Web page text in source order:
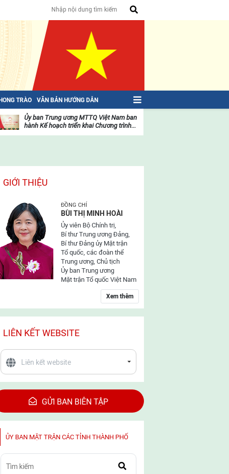
TRÀO VĂN BẢN HƯỚNG DẪN
trận
Ủy ban Trung ương MTTQ Việt Nam ban
hành Kế hoạch triển khai Chương trình...
GIỚI THIỆU
ĐỒNG CHÍ
BÙI THỊ MINH HOÀI
Ủy viên Bộ Chính trị,
Bí thư Trung ương Đảng,
Bí thư Đảng ủy Mặt trận
Tổ quốc, các đoàn thể
Trung ương, Chủ tịch
Ủy ban Trung ương
Mặt trận Tổ quốc Việt Nam
Xem thêm
LIÊN KẾT WEBSITE
GỬI BAN BIÊN TẬP
ỦY BAN MẶT TRẬN CÁC TỈNH THÀNH PHỐ